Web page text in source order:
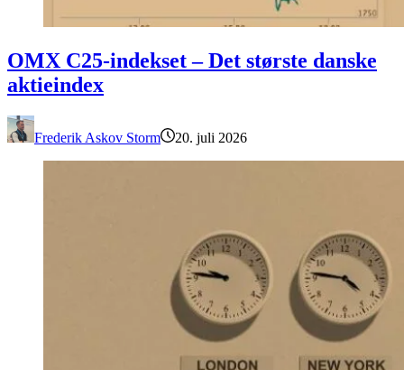
OMX C25-indekset – Det største danske
aktieindex
Frederik Askov Storm 20. juli 2026